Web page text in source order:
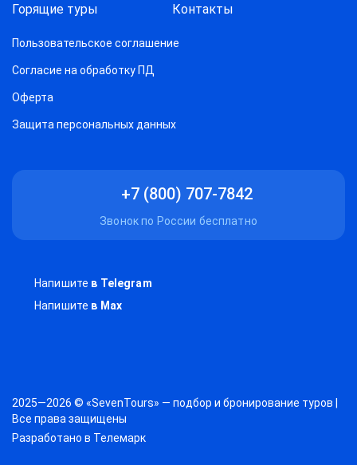
Горящие туры Контакты
Пользовательское соглашение
Согласие на обработку ПД
Оферта
Защитa персональных данных
+7 (800) 707-7842
Звонок по России бесплатно
Напишите в Telegram
Напишите в Max
2025—2026 © «SevenTours» — подбор и бронирование туров |
Все права защищены
Разработано в Телемарк